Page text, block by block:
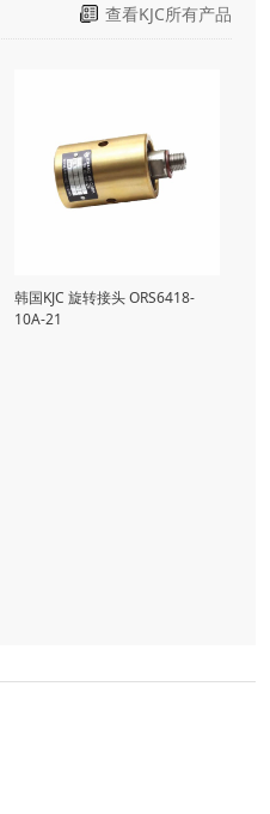
查看KJC所有产品
韩国KJC 旋转接头 ORS6418-
10A-21